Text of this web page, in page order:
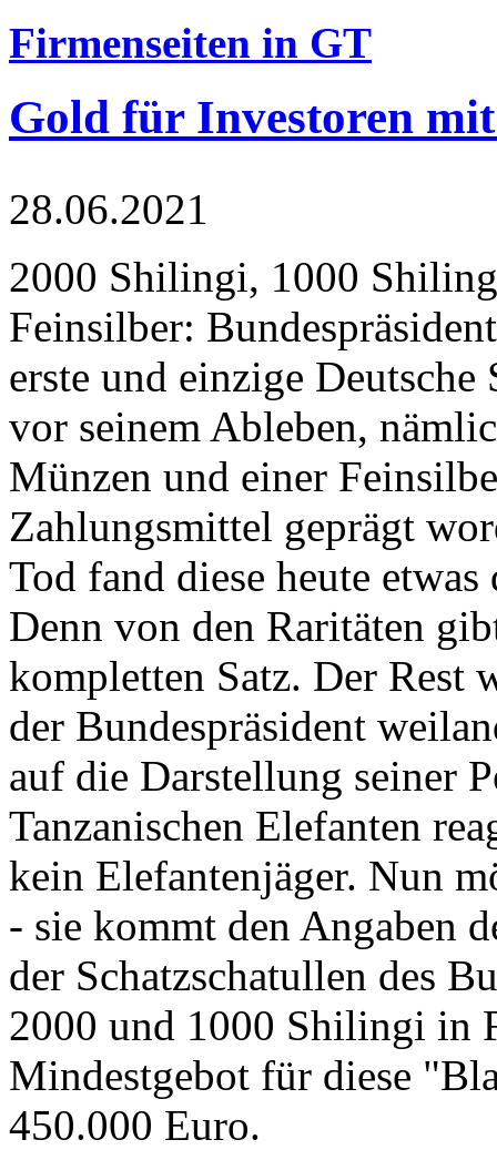
Firmenseiten in GT
Gold für Investoren
28.06.2021
2000 Shilingi, 1000
Feinsilber:
erste und einzige Deutsche
vor seinem Ableben,
Münzen und einer
Zahlungsmittel geprägt
Tod fand diese heute
Denn von den Raritäten
kompletten Satz. Der Rest
der Bundespräsident
auf die Darstellung seiner
Tanzanischen Elefanten
kein Elefantenjäger. Nun
- sie kommt den Angaben
der Schatzschatullen des
2000 und 1000 Shilingi in
Mindestgebot für diese
450.000 Euro.